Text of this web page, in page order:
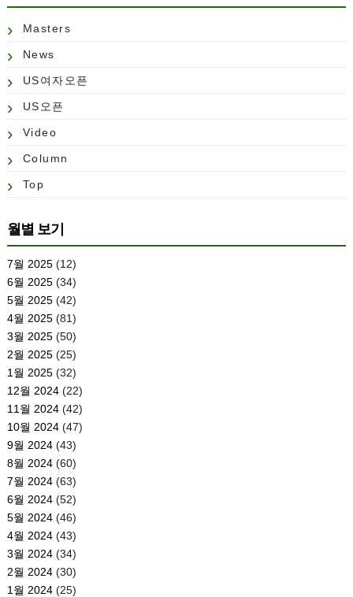
Masters
News
US여자오픈
US오픈
Video
Column
Top
월별 보기
7월 2025(12)
6월 2025(34)
5월 2025(42)
4월 2025(81)
3월 2025(50)
2월 2025(25)
1월 2025(32)
12월 2024(22)
11월 2024(42)
10월 2024(47)
9월 2024(43)
8월 2024(60)
7월 2024(63)
6월 2024(52)
5월 2024(46)
4월 2024(43)
3월 2024(34)
2월 2024(30)
1월 2024(25)